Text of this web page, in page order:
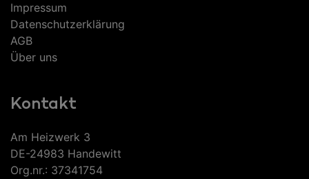
Impressum
Datenschutzerklärung
AGB
Über uns
Kontakt
Am Heizwerk 3
DE-24983 Handewitt
Org.nr.: 37341754